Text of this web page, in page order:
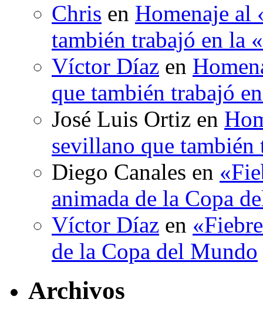
Chris en Homenaje al
también trabajó en la
Víctor Díaz en
que también trabajó
José Luis Ortiz en
sevillano que
Diego Canales en
animada de la Copa
Víctor Díaz en
de la Copa del Mundo
Archivos